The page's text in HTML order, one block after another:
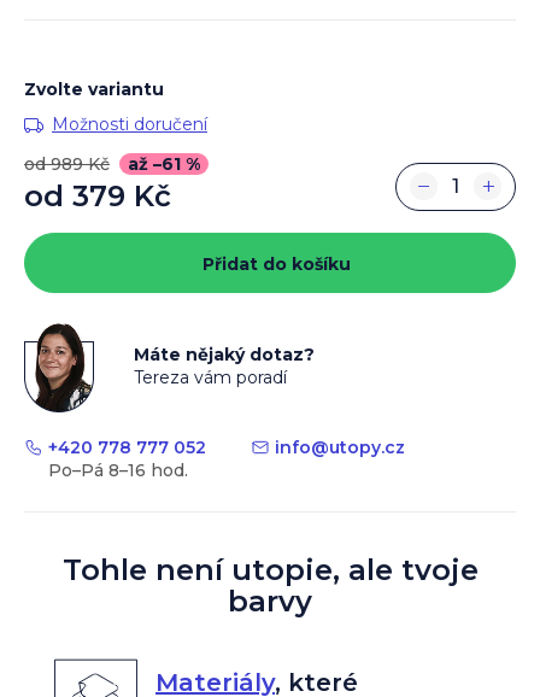
Zvolte variantu
Možnosti doručení
od 989 Kč
až –61 %
od 379 Kč
cena:
+
−
Přidat do košíku
Máte nějaký dotaz?
Tereza vám poradí
+420 778 777 052 info@utopy.cz
Tohle není utopie, ale tvoje
barvy
Materiály, které